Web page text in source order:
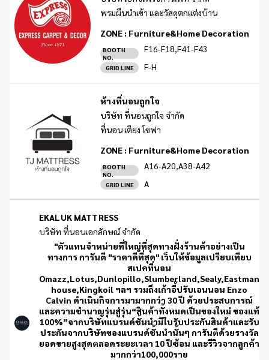
พรมผืนนำเข้า และวัสดุตกแต่งบ้าน
ZONE : Furniture&Home Decoration
BOOTH
NO.
F16-F18,F41-F43
GRID LINE F-H
ห้างที่นอนถูกใจ
บริษัท ที่นอนถูกใจ จำกัด
ที่นอน เตียง โซฟา
ZONE : Furniture&Home Decoration
BOOTH
NO.
A16-A20,A38-A42
GRID LINE A
EKALUK MATTRESS
บริษัท ที่นอนเอกลักษณ์ จำกัด
"ตัวแทนจำหน่ายที่ใหญ่ที่สุดทางฝั่งร้านค้าอย่างเป็น
ทางการ การันตี "ราคาดีที่สุด" เว็บให้ข้อมูลเปรียบเทียบ
สเปคที่นอน
Omazz,Lotus,Dunlopillo,Slumberland,Sealy,Eastman
house,Kingkoil ฯลฯ รวมถึงเก้าอี้ปรับเอนนอน Enzo
Calvin ดำเนินกิจการมามากกว่า 30 ปี ด้วยประสบการณ์
และความชำนาญรุ่นสู่รุ่น“สินค้าทั้งหมดเป็นของใหม่ ของแท้
100%”จากบริษัทแบรนด์ชั้นนำมีใบรับประกันสินค้าและรับ
ประกันจากบริษัทของแบรนด์ชั้นนำนั้นๆ การันตีด้วยรางวัล
ยอดขายสูงสุดตลอดระยะเวลา 10 ปีซ้อน และรีวิวจากลูกค้า
มากกว่า100,000ราย